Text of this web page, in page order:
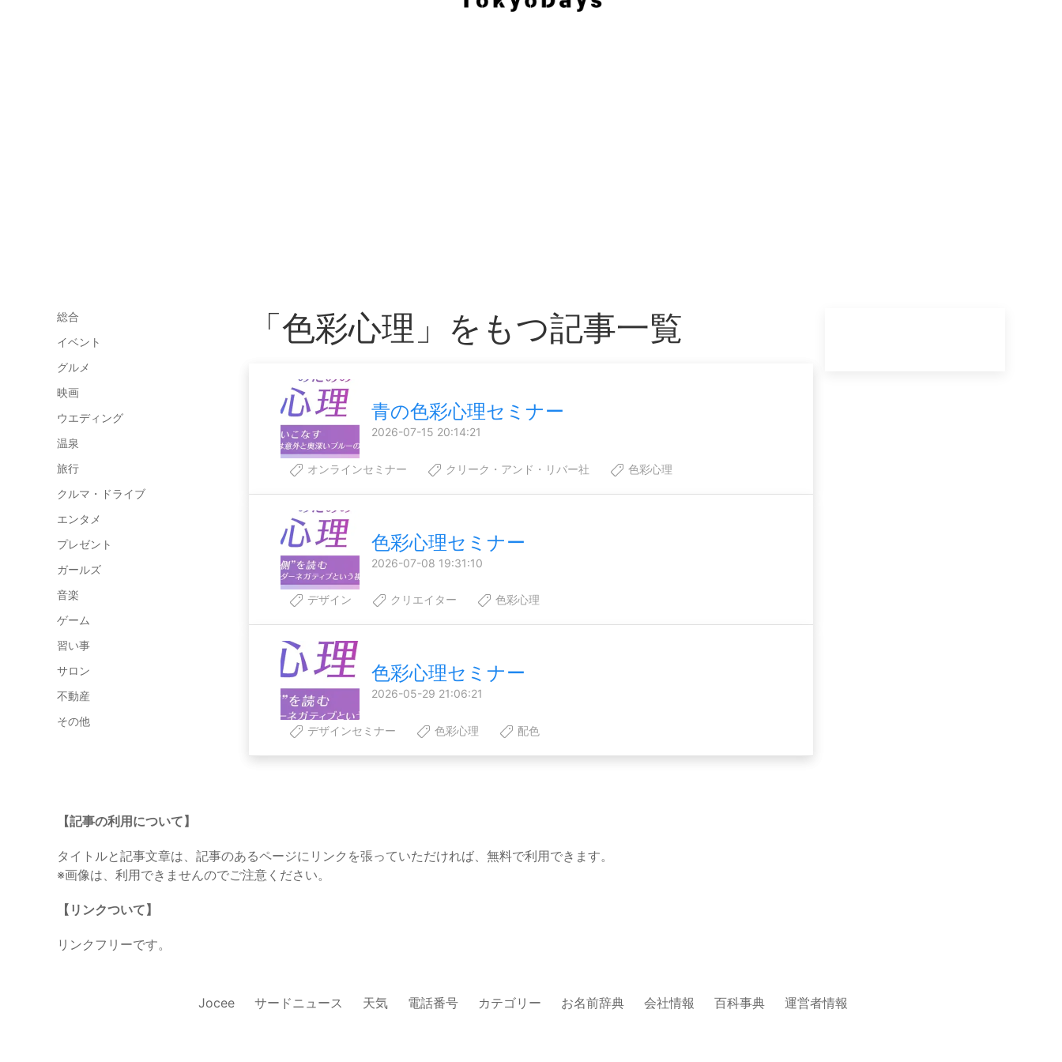
総合
イベント
グルメ
映画
ウエディング
温泉
旅行
クルマ・ドライブ
エンタメ
プレゼント
ガールズ
音楽
ゲーム
習い事
サロン
不動産
その他
「色彩心理」をもつ記事一覧
青の色彩心理セミナー
2026-07-15 20:14:21
オンラインセミナー クリーク・アンド・リバー社 色彩心理
色彩心理セミナー
2026-07-08 19:31:10
デザイン クリエイター 色彩心理
色彩心理セミナー
2026-05-29 21:06:21
デザインセミナー 色彩心理 配色
【記事の利用について】
タイトルと記事文章は、記事のあるページにリンクを張っていただければ、無料で利用できます。
※画像は、利用できませんのでご注意ください。
【リンクついて】
リンクフリーです。
Jocee サードニュース 天気 電話番号 カテゴリー お名前辞典 会社情報 百科事典 運営者情報